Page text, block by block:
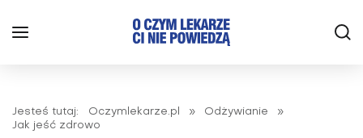
Jesteś tutaj: Oczymlekarze.pl » Odżywianie
»
Jak jeść zdrowo